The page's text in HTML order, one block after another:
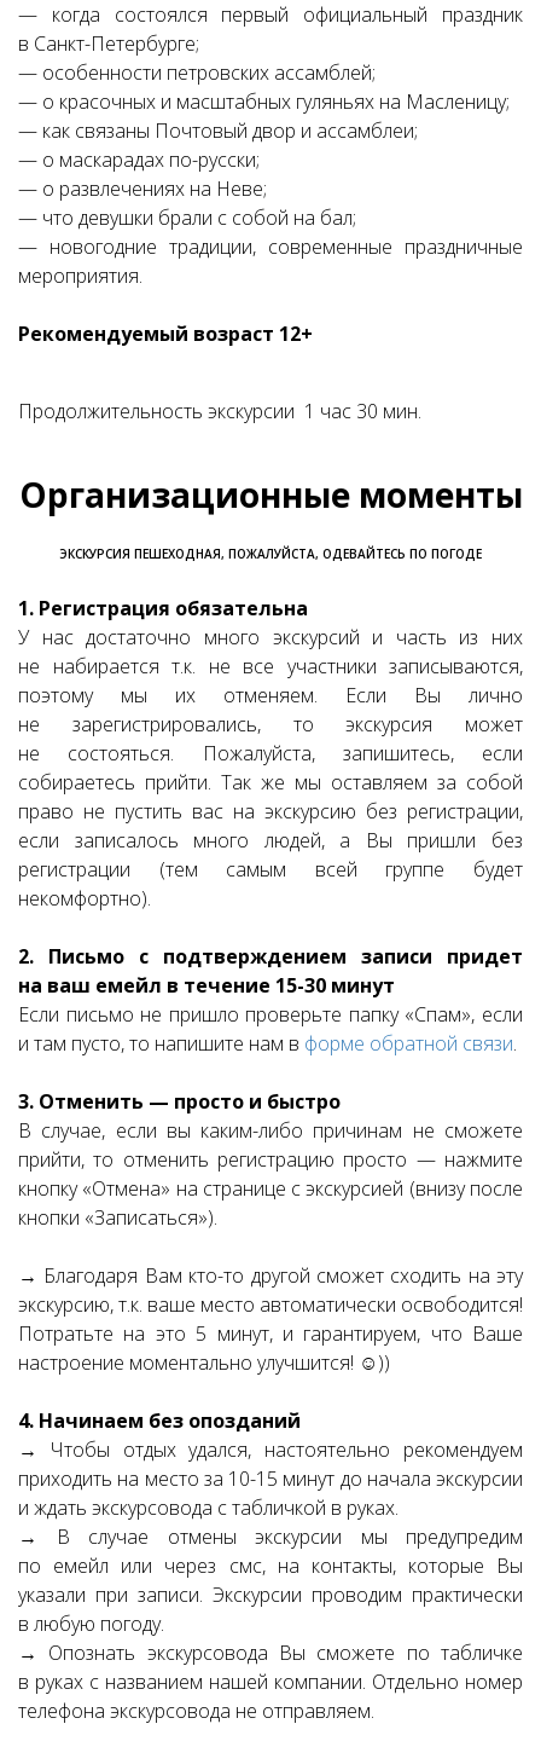
— когда состоялся первый официальный праздник
в Санкт-Петербурге;
— особенности петровских ассамблей;
— о красочных и масштабных гуляньях на Масленицу;
— как связаны Почтовый двор и ассамблеи;
— о маскарадах по-русски;
— о развлечениях на Неве;
— что девушки брали с собой на бал;
— новогодние традиции, современные праздничные
мероприятия.
Рекомендуемый возраст 12+
Продолжительность экскурсии 1 час 30 мин.
Организационные моменты
ЭКСКУРСИЯ ПЕШЕХОДНАЯ, ПОЖАЛУЙСТА, ОДЕВАЙТЕСЬ ПО ПОГОДЕ
1. Регистрация обязательна
У нас достаточно много экскурсий и часть из них
не набирается т.к. не все участники записываются,
поэтому мы их отменяем. Если Вы лично
не зарегистрировались, то экскурсия может
не состояться. Пожалуйста, запишитесь, если
собираетесь прийти. Так же мы оставляем за собой
право не пустить вас на экскурсию без регистрации,
если записалось много людей, а Вы пришли без
регистрации (тем самым всей группе будет
некомфортно).
2. Письмо с подтверждением записи придет
на ваш емейл в течение 15-30 минут
Если письмо не пришло проверьте папку «Спам», если
и там пусто, то напишите нам в форме обратной связи.
3. Отменить — просто и быстро
В случае, если вы каким-либо причинам не сможете
прийти, то отменить регистрацию просто — нажмите
кнопку «Отмена» на странице с экскурсией (внизу после
кнопки «Записаться»).
→ Благодаря Вам кто-то другой сможет сходить на эту
экскурсию, т.к. ваше место автоматически освободится!
Потратьте на это 5 минут, и гарантируем, что Ваше
настроение моментально улучшится! ☺))
4. Начинаем без опозданий
→ Чтобы отдых удался, настоятельно рекомендуем
приходить на место за 10-15 минут до начала экскурсии
и ждать экскурсовода с табличкой в руках.
→ В случае отмены экскурсии мы предупредим
по емейл или через смс, на контакты, которые Вы
указали при записи. Экскурсии проводим практически
в любую погоду.
→ Опознать экскурсовода Вы сможете по табличке
в руках с названием нашей компании. Отдельно номер
телефона экскурсовода не отправляем.